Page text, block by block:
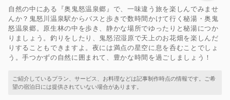
自然の中にある『奥鬼怒温泉郷』で、一味違う旅を楽しんでみませ
んか？鬼怒川温泉駅からバスと歩きで数時間かけて行く秘湯・奥鬼
怒温泉郷。原生林の中を歩き、静かな場所でゆったりと秘湯につか
りましょう。釣りをしたり、鬼怒沼湿原で天上のお花畑を楽しんだ
りすることもできますよ。夜には満点の星空に息を呑むことでしょ
う。手つかずの自然に囲まれて、豊かな時間を過ごしましょう！